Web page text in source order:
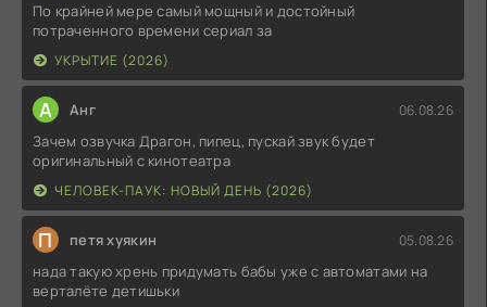
По крайней мере самый мощный и достойный
потраченного времени сериал за
УКРЫТИЕ (2026)
А Анг 06.08.26
Зачем озвучка Драгон, пипец, пускай звук будет
оригинальный с кинотеатра
ЧЕЛОВЕК-ПАУК: НОВЫЙ ДЕНЬ (2026)
П петя хуякин 05.08.26
нада такую хрень придумать бабы уже с автоматами на
верталёте детишьки